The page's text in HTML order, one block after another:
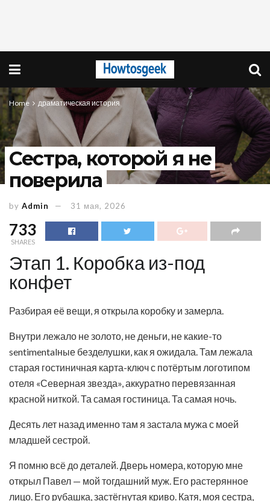
Home драматическая история
Сестра, которой я не
поверила
by Admin 31 мая, 2026
733
SHARES
Этап 1. Коробка из-под
конфет
Разбирая её вещи, я открыла коробку и замерла.
Внутри лежало не золото, не деньги, не какие-то
sentimentalные безделушки, как я ожидала. Там лежала
старая гостиничная карта-ключ с потёртым логотипом
отеля «Северная звезда», аккуратно перевязанная
красной ниткой. Та самая гостиница. Та самая ночь.
Десять лет назад именно там я застала мужа с моей
младшей сестрой.
Я помню всё до деталей. Дверь номера, которую мне
открыл Павел — мой тогдашний муж. Его растерянное
лицо. Его рубашка, застёгнутая криво. Катя, моя сестра,